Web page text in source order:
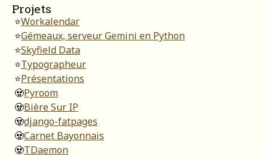
Projets
⭐Workalendar
⭐Gémeaux, serveur Gemini en Python
⭐Skyfield Data
⭐Typographeur
⭐Présentations
🧟Pyroom
🧟Bière Sur IP
🧟django-fatpages
🧟Carnet Bayonnais
🧟TDaemon